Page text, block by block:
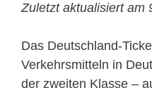
Zuletzt aktualisiert am
Das Deutschland-
Verkehrsmitteln in
der zweiten Klasse –